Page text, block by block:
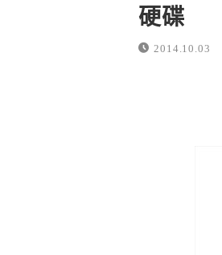
硬碟
2014.10.03